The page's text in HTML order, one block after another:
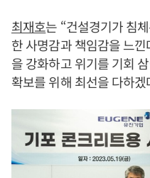
최재호는 “건설경기가 침
한 사명감과 책임감을 느
을 강화하고 위기를 기회
확보를 위해 최선을 다하